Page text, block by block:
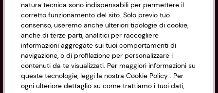
Privacy Policy
Cookie Policy
Impostazioni Cookie
Accessibilità
CONAD SOCIETÀ COOPERATIVA
Via Michelino, 59 | 40127 BOLOGNA
Codice Fiscale e Registro Imprese
di Bologna 00865960157
PARTITA IVA 03320960374
natura tecnica sono indispensabili per permettere il
corretto funzionamento del sito. Solo previo tuo
consenso, useremo anche ulteriori tipologie di cookie,
anche di terze parti, analitici per raccogliere
informazioni aggregate sui tuoi comportamenti di
navigazione, o di profilazione per personalizzare i
contenuti da te visualizzati. Per maggiori informazioni su
queste tecnologie, leggi la nostra Cookie Policy . Per
ogni ulteriore dettaglio su come trattiamo i tuoi dati,